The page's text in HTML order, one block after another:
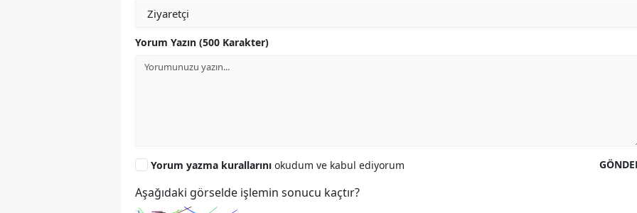
Yorum Yazın (500 Karakter)
Yorum yazma kurallarını okudum ve kabul ediyorum
Aşağıdaki görselde işlemin sonucu kaçtır?